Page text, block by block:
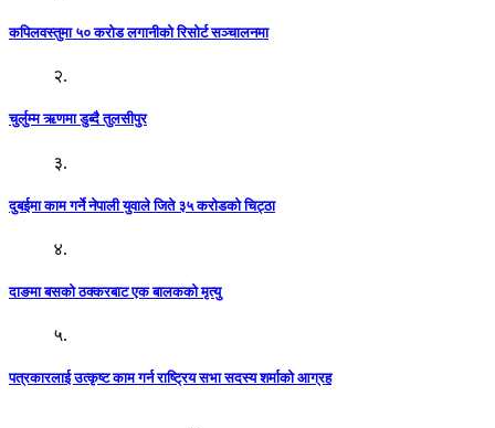
कपिलवस्तुमा ५० करोड लगानीको रिसोर्ट सञ्चालनमा
२.
चुर्लुम्म ऋणमा डुब्दै तुलसीपुर
३.
दुबईमा काम गर्ने नेपाली युवाले जिते ३५ करोडको चिट्ठा
४.
दाङमा बसको ठक्करबाट एक बालकको मृत्यु
५.
पत्रकारलाई उत्कृष्ट काम गर्न राष्ट्रिय सभा सदस्य शर्माको आग्रह